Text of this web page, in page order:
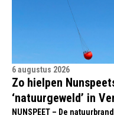
6 augustus 2026
Zo hielpen
‘natuurgeweld’ in
NUNSPEET – De